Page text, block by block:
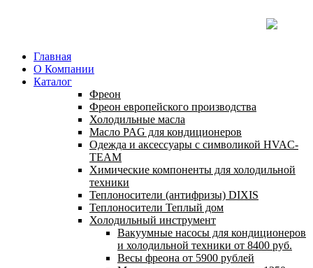
Главная
О Компании
Каталог
Фреон
Фреон европейского производства
Холодильные масла
Масло PAG для кондиционеров
Одежда и аксессуары с символикой HVAC-
TEAM
Химические компоненты для холодильной
техники
Теплоносители (антифризы) DIXIS
Теплоносители Теплый дом
Холодильный инструмент
Вакуумные насосы для кондиционеров
и холодильной техники от 8400 руб.
Весы фреона от 5900 рублей